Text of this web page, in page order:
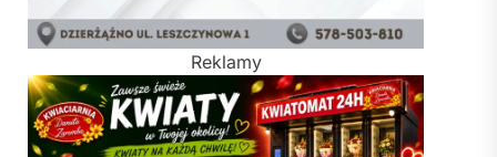
Reklamy